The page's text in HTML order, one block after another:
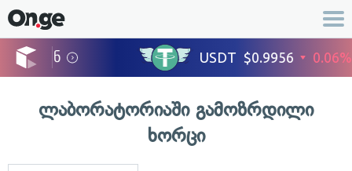
ლაბორატორიაში გამოზრდილი
ხორცი